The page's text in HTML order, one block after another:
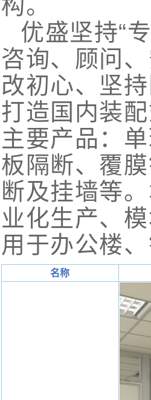
构。
优盛坚持“
咨询、顾问
改初心、坚
打造国内装
主要产品：
板隔断、覆
断及挂墙等
业化生产、
用于办公楼
名称